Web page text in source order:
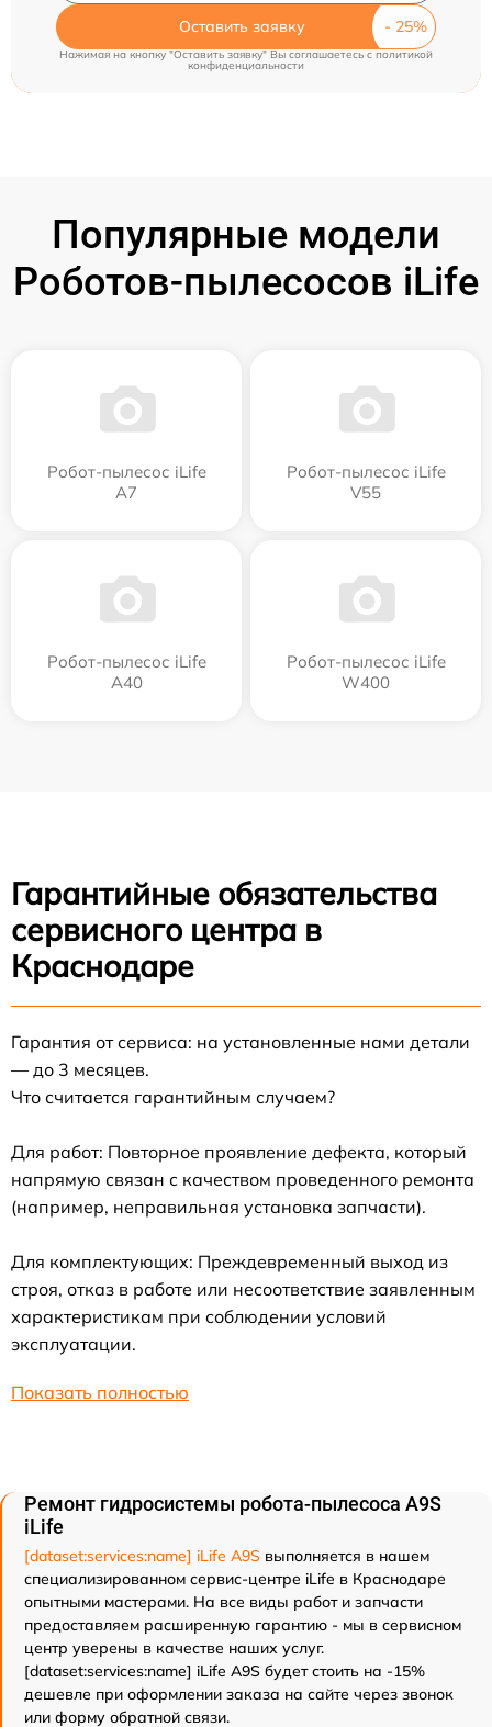
Оставить заявку
Нажимая на кнопку "Оставить заявку" Вы соглашаетесь c политикой
конфиденциальности
Популярные модели
Роботов-пылесосов iLife
Робот-пылесос iLife
A7
Робот-пылесос iLife
V55
Робот-пылесос iLife
A40
Робот-пылесос iLife
W400
Гарантийные обязательства
сервисного центра в
Краснодаре
Гарантия от сервиса: на установленные нами детали
— до 3 месяцев.
Что считается гарантийным случаем?
Для работ: Повторное проявление дефекта, который
напрямую связан с качеством проведенного ремонта
(например, неправильная установка запчасти).
Для комплектующих: Преждевременный выход из
строя, отказ в работе или несоответствие заявленным
характеристикам при соблюдении условий
эксплуатации.
Показать полностью
Ремонт гидросистемы робота-пылесоса A9S
iLife
[dataset:services:name] iLife A9S выполняется в нашем
специализированном сервис-центре iLife в Краснодаре
опытными мастерами. На все виды работ и запчасти
предоставляем расширенную гарантию - мы в сервисном
центр уверены в качестве наших услуг.
[dataset:services:name] iLife A9S будет стоить на -15%
дешевле при оформлении заказа на сайте через звонок
или форму обратной связи.